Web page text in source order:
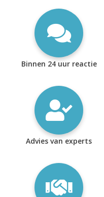
Binnen 24 uur reactie
Advies van experts